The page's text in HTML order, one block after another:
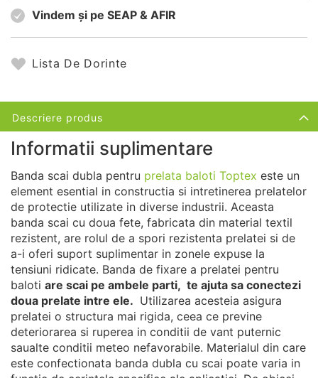
Vindem și pe SEAP & AFIR
Lista De Dorinte
Descriere produs
Informatii suplimentare
Banda scai dubla pentru prelata baloti Toptex este un
element esential in constructia si intretinerea prelatelor
de protectie utilizate in diverse industrii. Aceasta
banda scai cu doua fete, fabricata din material textil
rezistent, are rolul de a spori rezistenta prelatei si de
a-i oferi suport suplimentar in zonele expuse la
tensiuni ridicate. Banda de fixare a prelatei pentru
baloti are scai pe ambele parti, te ajuta sa conectezi
doua prelate intre ele. Utilizarea acesteia asigura
prelatei o structura mai rigida, ceea ce previne
deteriorarea si ruperea in conditii de vant puternic
saualte conditii meteo nefavorabile. Materialul din care
este confectionata banda dubla cu scai poate varia in